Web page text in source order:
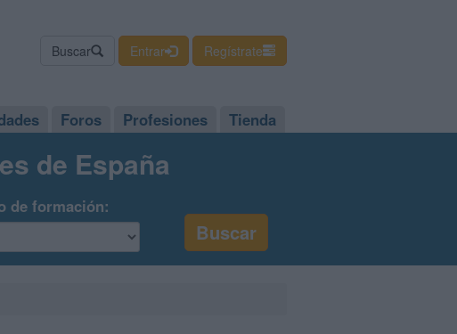
Buscar Entrar Regístrate
Foros Profesiones Tienda
de España
de formación: